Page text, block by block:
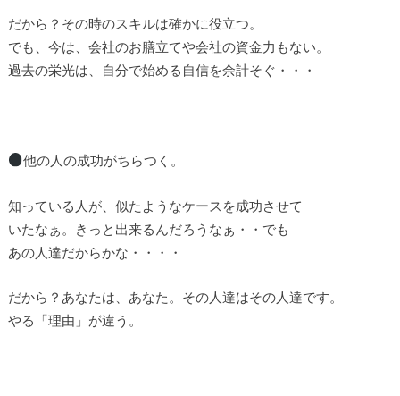
だから？その時のスキルは確かに役立つ。
でも、今は、会社のお膳立てや会社の資金力もない。
過去の栄光は、自分で始める自信を余計そぐ・・・
他の人の成功がちらつく。
知っている人が、似たようなケースを成功させて
いたなぁ。きっと出来るんだろうなぁ・・でも
あの人達だからかな・・・・
だから？あなたは、あなた。その人達はその人達です。
やる「理由」が違う。